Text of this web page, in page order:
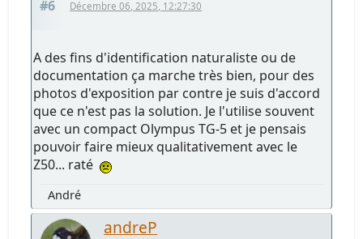
#6 Décembre 06, 2025, 12:27:30
A des fins d'identification naturaliste ou de
documentation ça marche très bien, pour des
photos d'exposition par contre je suis d'accord
que ce n'est pas la solution. Je l'utilise souvent
avec un compact Olympus TG-5 et je pensais
pouvoir faire mieux qualitativement avec le
Z50... raté
André
andreP